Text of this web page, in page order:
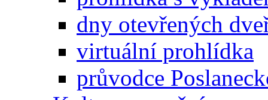
dny otevřených
virtuální prohlídka
průvodce